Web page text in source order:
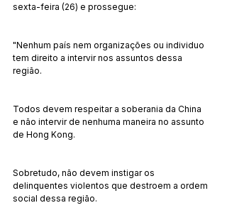
sexta-feira (26) e prossegue:
"Nenhum país nem organizações ou individuo
tem direito a intervir nos assuntos dessa
região.
Todos devem respeitar a soberania da China
e não intervir de nenhuma maneira no assunto
de Hong Kong.
Sobretudo, não devem instigar os
delinquentes violentos que destroem a ordem
social dessa região.